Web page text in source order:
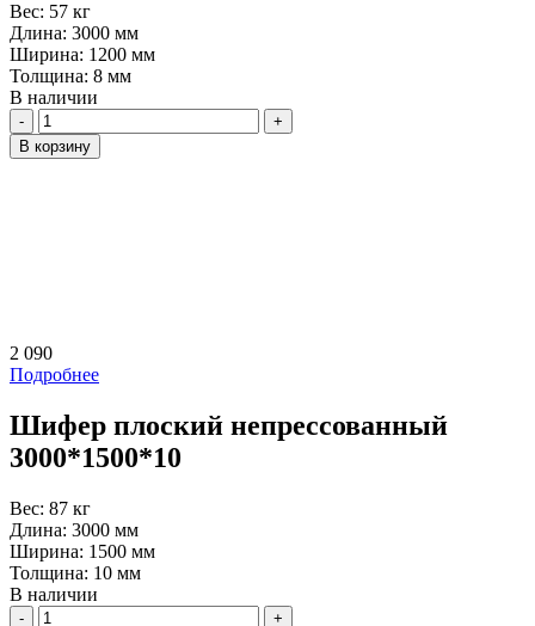
Вес: 57 кг
Длина: 3000 мм
Ширина: 1200 мм
Толщина: 8 мм
В наличии
Количество
В корзину
2 090
Подробнее
Шифер плоский непрессованный
3000*1500*10
Вес: 87 кг
Длина: 3000 мм
Ширина: 1500 мм
Толщина: 10 мм
В наличии
Количество